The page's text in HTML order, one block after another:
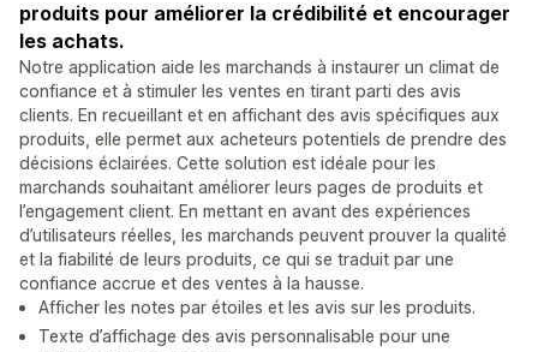
produits pour améliorer la crédibilité et encourager
les achats.
Notre application aide les marchands à instaurer un climat de
confiance et à stimuler les ventes en tirant parti des avis
clients. En recueillant et en affichant des avis spécifiques aux
produits, elle permet aux acheteurs potentiels de prendre des
décisions éclairées. Cette solution est idéale pour les
marchands souhaitant améliorer leurs pages de produits et
l’engagement client. En mettant en avant des expériences
d’utilisateurs réelles, les marchands peuvent prouver la qualité
et la fiabilité de leurs produits, ce qui se traduit par une
confiance accrue et des ventes à la hausse.
Afficher les notes par étoiles et les avis sur les produits.
Texte d’affichage des avis personnalisable pour une